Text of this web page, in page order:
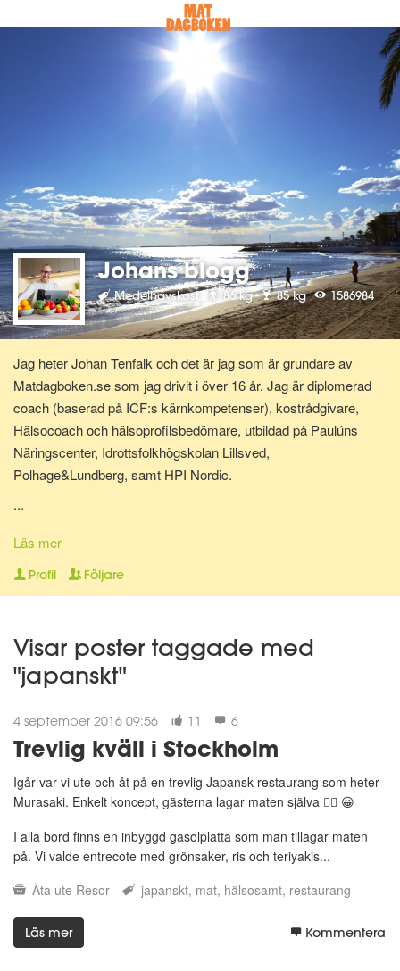
Johans blogg
Medelhavskost 86 kg 85 kg 1586984
Jag heter Johan Tenfalk och det är jag som är grundare av
Matdagboken.se som jag drivit i över 16 år. Jag är diplomerad
coach (baserad på ICF:s kärnkompetenser), kostrådgivare,
Hälsocoach och hälsoprofilsbedömare, utbildad på Paulúns
Näringscenter, Idrottsfolkhögskolan Lillsved,
Polhage&Lundberg, samt HPI Nordic.
Har själv gjort stora livsstilsförändringar för ganska många år
sedan, bl.a. inom kost, motion och andlighet. Gillar att laga
hälsosam mat och att röra på mig - Då mår jag extra bra! Jag
"A year from now you will wish you had started today."~ Karen
😀
...
Läs mer
Profil Följare
Visar poster taggade med
"japanskt"
4 september 2016 09:56 11 6
Trevlig kväll i Stockholm
Igår var vi ute och åt på en trevlig Japansk restaurang som heter
Murasaki. Enkelt koncept, gästerna lagar maten själva 👍🏼 😀
I alla bord finns en inbyggd gasolplatta som man tillagar maten
på. Vi valde entrecote med grönsaker, ris och teriyakis...
Äta ute Resor japanskt mat hälsosamt restaurang
Läs mer Kommentera